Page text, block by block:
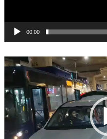
00:00
Video
Player